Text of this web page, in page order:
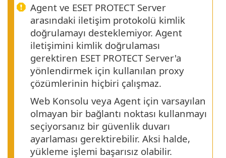
Agent ve ESET PROTECT Server
arasındaki iletişim protokolü kimlik
doğrulamayı desteklemiyor. Agent
iletişimini kimlik doğrulaması
gerektiren ESET PROTECT Server'a
yönlendirmek için kullanılan proxy
çözümlerinin hiçbiri çalışmaz.
Web Konsolu veya Agent için varsayılan
olmayan bir bağlantı noktası kullanmayı
seçiyorsanız bir güvenlik duvarı
ayarlaması gerektirebilir. Aksi halde,
yükleme işlemi başarısız olabilir.